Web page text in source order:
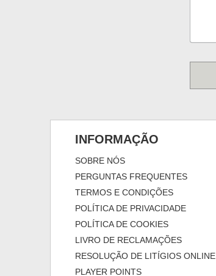
INFORMAÇÃO
SOBRE NÓS
PERGUNTAS FREQUENTES
TERMOS E CONDIÇÕES
POLÍTICA DE PRIVACIDADE
POLÍTICA DE COOKIES
LIVRO DE RECLAMAÇÕES
RESOLUÇÃO DE LITÍGIOS ONLINE
PLAYER POINTS